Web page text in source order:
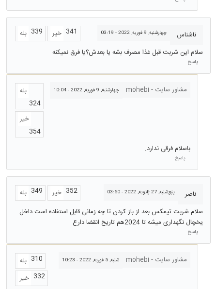
ناشناس چهارشنبه, 9 فوریه, 2022 - 03:19 بله 339 خیر 341
سلام این شربت قبل غذا مصرف بشه یا بعدش؟یا فرق نمیکنه
پاسخ
مشاور سایت - mohebi چهارشنبه, 9 فوریه, 2022 - 10:04
بله
324
خیر
354
باسلام فرقی ندارد.
پاسخ
ناصر پنج‌شنبه, 27 ژانویه, 2022 - 03:50 بله 349 خیر 352
سلام شربت تیمکس بعد از باز کردن تا چه زمانی قابل استفاده است داخل
یخچال نگهداری میشه تا 2024هم تاریخ انقضا دارع
پاسخ
مشاور سایت - mohebi شنبه, 5 فوریه, 2022 - 10:23 بله 310
خیر 332